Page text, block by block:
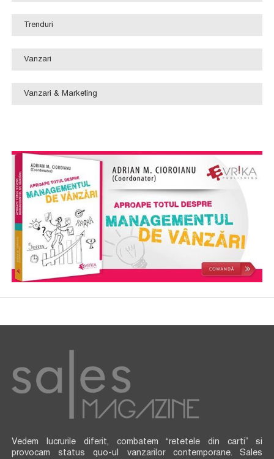
Trenduri
Vanzari
Vanzari & Marketing
Vedem lucrurile diferit, combatem “retetele din carti” si
provocam status quo-ul vanzarilor contemporane. Sales